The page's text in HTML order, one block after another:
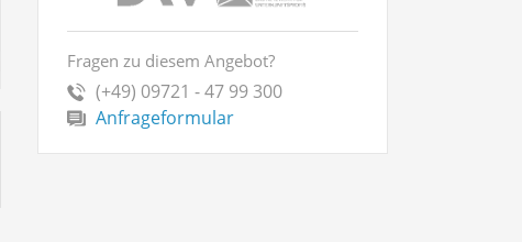
Fragen zu diesem Angebot?
(+49) 09721 - 47 99 300
Anfrageformular